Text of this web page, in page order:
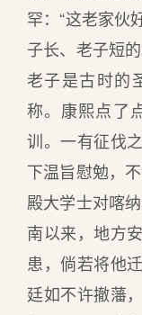
罕：“这老家伙
子长、老子短
老子是古时的
称。康熙点了
训。一有征伐
下温旨慰勉，
殿大学士对喀
南以来，地方
患，倘若将他
廷如不许撤藩